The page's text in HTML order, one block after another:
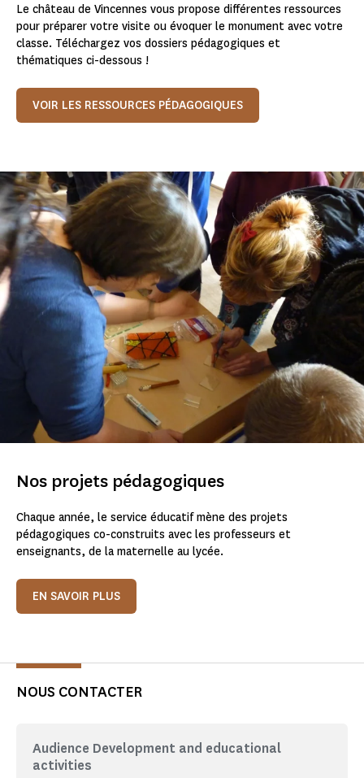
Le château de Vincennes vous propose différentes ressources
pour préparer votre visite ou évoquer le monument avec votre
classe. Téléchargez vos dossiers pédagogiques et
thématiques ci-dessous !
VOIR LES RESSOURCES PÉDAGOGIQUES
Nos projets pédagogiques
Chaque année, le service éducatif mène des projets
pédagogiques co-construits avec les professeurs et
enseignants, de la maternelle au lycée.
EN SAVOIR PLUS
NOUS CONTACTER
Audience Development and educational
activities